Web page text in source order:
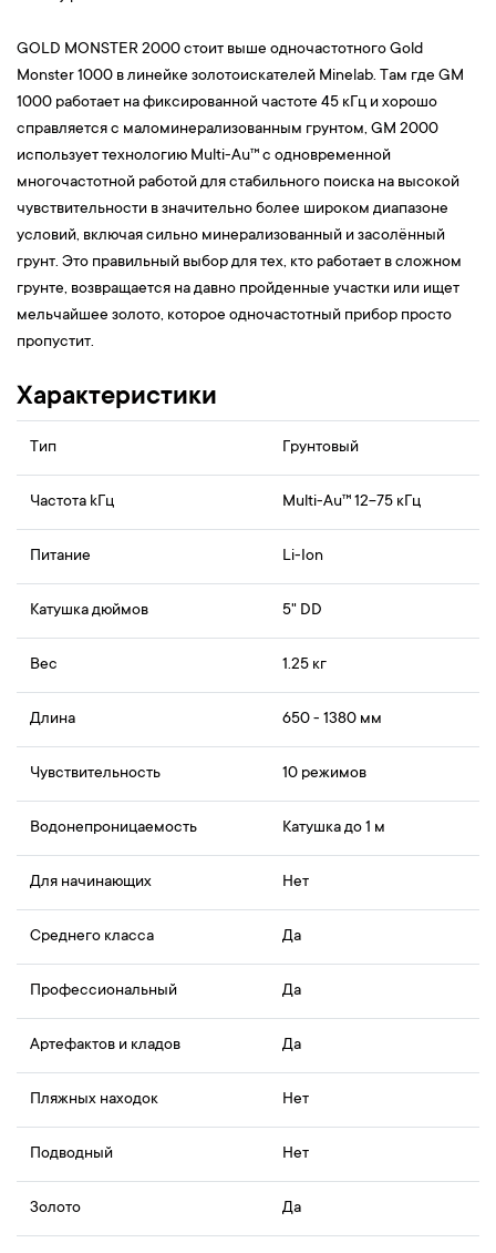
GOLD MONSTER 2000 стоит выше одночастотного Gold
Monster 1000 в линейке золотоискателей Minelab. Там где GM
1000 работает на фиксированной частоте 45 кГц и хорошо
справляется с маломинерализованным грунтом, GM 2000
использует технологию Multi-Au™ с одновременной
многочастотной работой для стабильного поиска на высокой
чувствительности в значительно более широком диапазоне
условий, включая сильно минерализованный и засолённый
грунт. Это правильный выбор для тех, кто работает в сложном
грунте, возвращается на давно пройденные участки или ищет
мельчайшее золото, которое одночастотный прибор просто
пропустит.
Характеристики
Тип Грунтовый
Частота kГц Multi-Au™ 12-75 кГц
Питание Li-Ion
Катушка дюймов 5" DD
Вес 1.25 кг
Длина 650 - 1380 мм
Чувствительность 10 режимов
Водонепроницаемость Катушка до 1 м
Для начинающих Нет
Cреднего класса Да
Профессиональный Да
Артефактов и кладов Да
Пляжных находок Нет
Подводный Нет
Золото Да